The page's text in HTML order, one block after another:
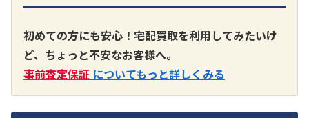
A3300 真空管プリアンプ
買取価格：お問合せください
SONY
初めての方にも安心！宅配買取を利用してみたいけ
ど、ちょっと不安なお客様へ。
事前査定保証 についてもっと詳しくみる